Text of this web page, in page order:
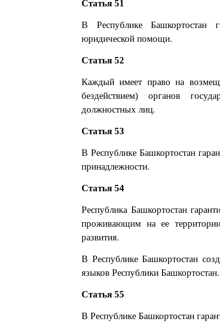
Статья 51
В Республике Башкортостан
юридической помощи.
Статья 52
Каждый имеет право на
бездействием) органов
должностных лиц.
Статья 53
В Республике Башкортостан
принадлежности.
Статья 54
Республика Башкортостан
проживающим на ее
развития.
В Республике Башкортостан
языков Республики Башкортостан.
Статья 55
В Республике Башкортостан